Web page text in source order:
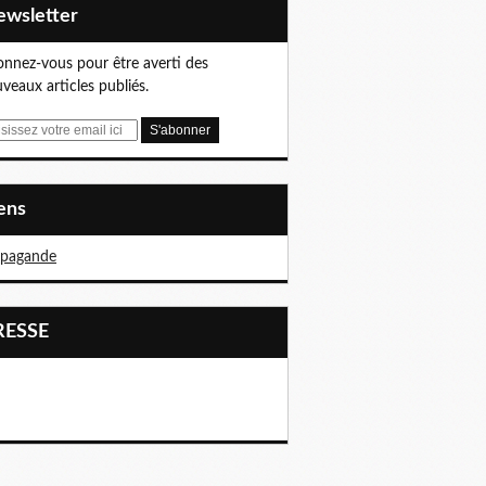
vous pour être averti des
articles publiés.